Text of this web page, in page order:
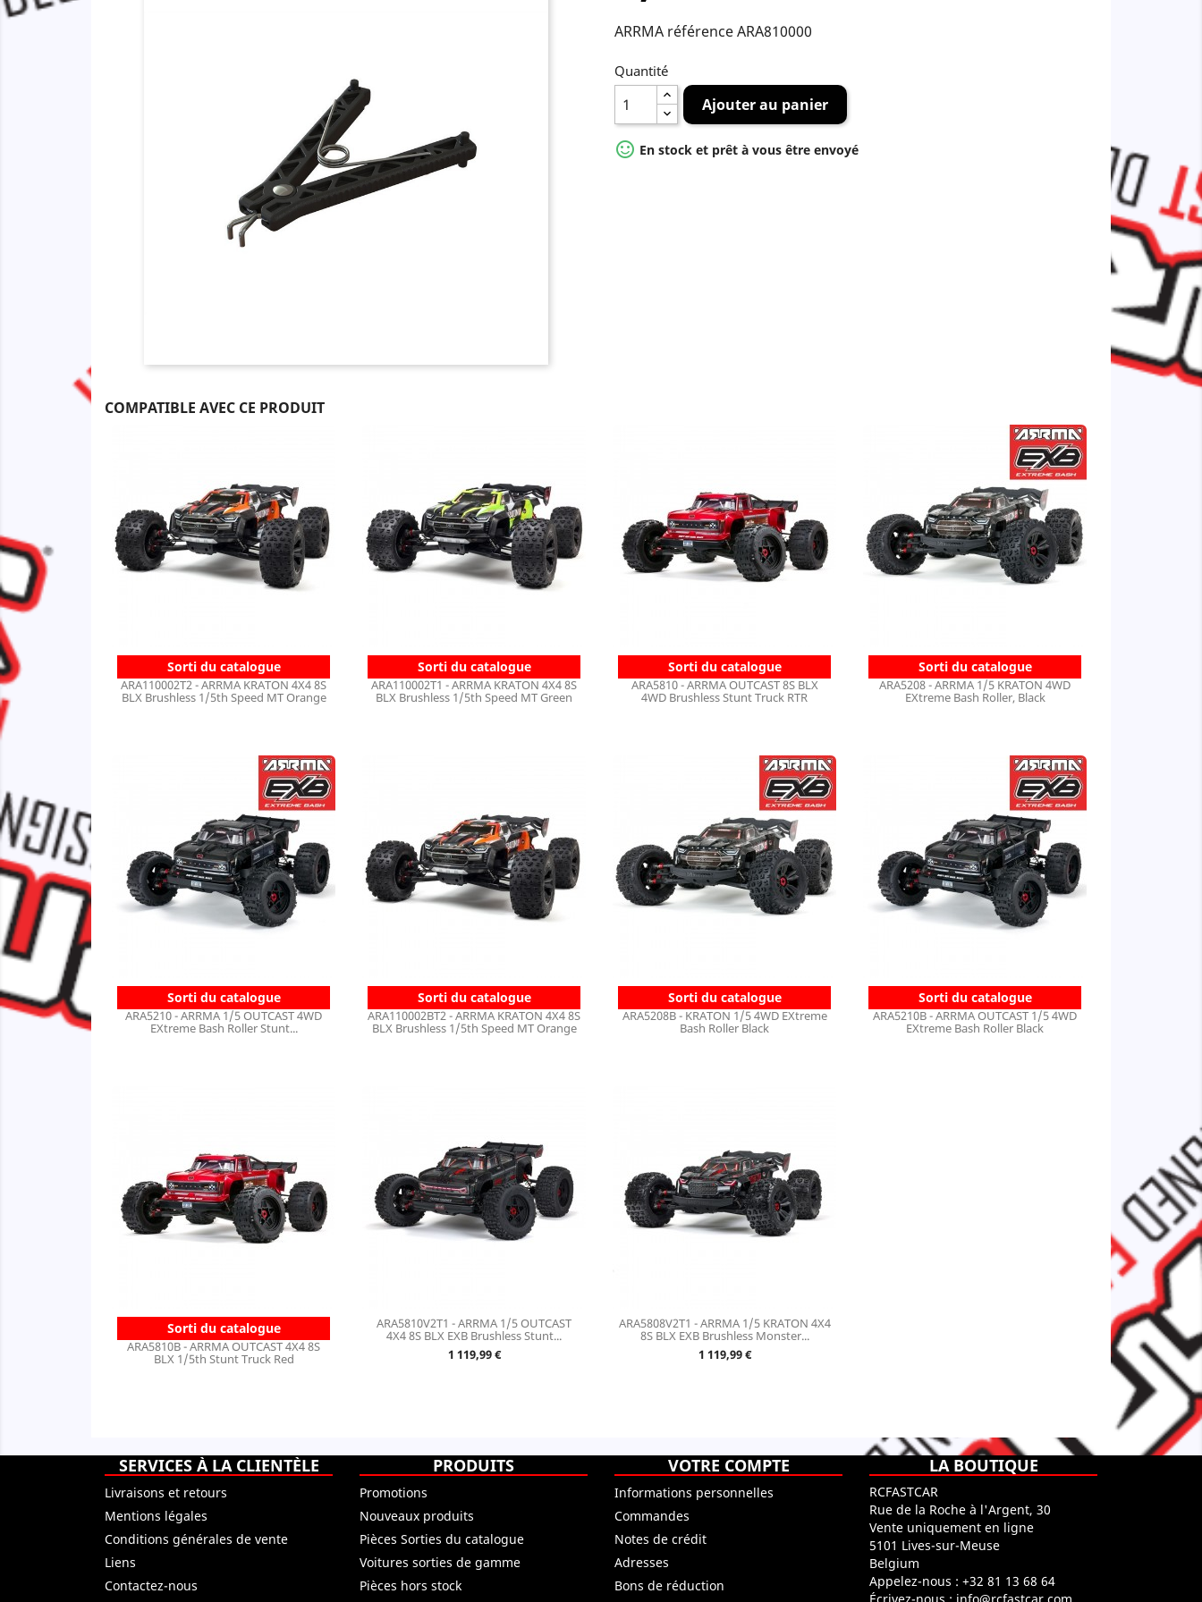
ARRMA référence ARA810000
Quantité
Ajouter au panier
 En stock et prêt à vous être envoyé
COMPATIBLE AVEC CE PRODUIT
Sorti du catalogue
ARA110002T2 - ARRMA KRATON 4X4 8S
BLX Brushless 1/5th Speed MT Orange
Sorti du catalogue
ARA110002T1 - ARRMA KRATON 4X4 8S
BLX Brushless 1/5th Speed MT Green
Sorti du catalogue
ARA5810 - ARRMA OUTCAST 8S BLX
4WD Brushless Stunt Truck RTR
Sorti du catalogue
ARA5208 - ARRMA 1/5 KRATON 4WD
EXtreme Bash Roller, Black
Sorti du catalogue
ARA5210 - ARRMA 1/5 OUTCAST 4WD
EXtreme Bash Roller Stunt...
Sorti du catalogue
ARA110002BT2 - ARRMA KRATON 4X4 8S
BLX Brushless 1/5th Speed MT Orange
Sorti du catalogue
ARA5208B - KRATON 1/5 4WD EXtreme
Bash Roller Black
Sorti du catalogue
ARA5210B - ARRMA OUTCAST 1/5 4WD
EXtreme Bash Roller Black
Sorti du catalogue
ARA5810B - ARRMA OUTCAST 4X4 8S
BLX 1/5th Stunt Truck Red
ARA5810V2T1 - ARRMA 1/5 OUTCAST
4X4 8S BLX EXB Brushless Stunt...
Prix
1 119,99 €
ARA5808V2T1 - ARRMA 1/5 KRATON 4X4
8S BLX EXB Brushless Monster...
Prix
1 119,99 €
SERVICES À LA CLIENTÈLE
Livraisons et retours
Mentions légales
Conditions générales de vente
Liens
Contactez-nous
PRODUITS
Promotions
Nouveaux produits
Pièces Sorties du catalogue
Voitures sorties de gamme
Pièces hors stock
VOTRE COMPTE
Informations personnelles
Commandes
Notes de crédit
Adresses
Bons de réduction
LA BOUTIQUE
RCFASTCAR
Rue de la Roche à l'Argent, 30
Vente uniquement en ligne
5101 Lives-sur-Meuse
Belgium
Appelez-nous : +32 81 13 68 64